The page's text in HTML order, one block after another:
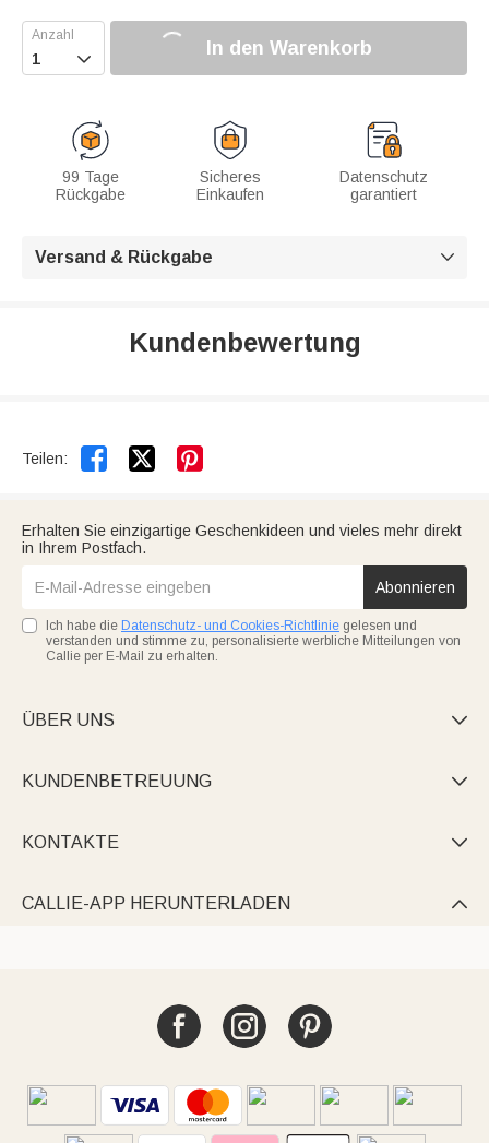
 In den Warenkorb
99 Tage
Rückgabe
Sicheres
Einkaufen
Datenschutz
garantiert
Versand & Rückgabe 
Kundenbewertung
Teilen:  
Erhalten Sie einzigartige Geschenkideen und vieles mehr direkt
in Ihrem Postfach.
Abonnieren
Ich habe die Datenschutz- und Cookies-Richtlinie gelesen und
verstanden und stimme zu, personalisierte werbliche Mitteilungen von
Callie per E-Mail zu erhalten.
ÜBER UNS 
KUNDENBETREUUNG 
KONTAKTE 
CALLIE-APP HERUNTERLADEN 